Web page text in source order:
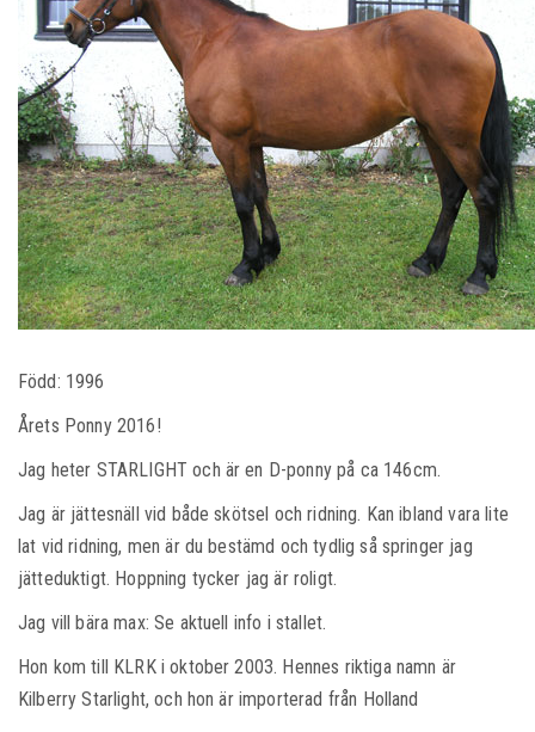
Född: 1996
Årets Ponny 2016!
Jag heter STARLIGHT och är en D-ponny på ca 146cm.
Jag är jättesnäll vid både skötsel och ridning. Kan ibland vara lite
lat vid ridning, men är du bestämd och tydlig så springer jag
jätteduktigt. Hoppning tycker jag är roligt.
Jag vill bära max: Se aktuell info i stallet.
Hon kom till KLRK i oktober 2003. Hennes riktiga namn är
Kilberry Starlight, och hon är importerad från Holland